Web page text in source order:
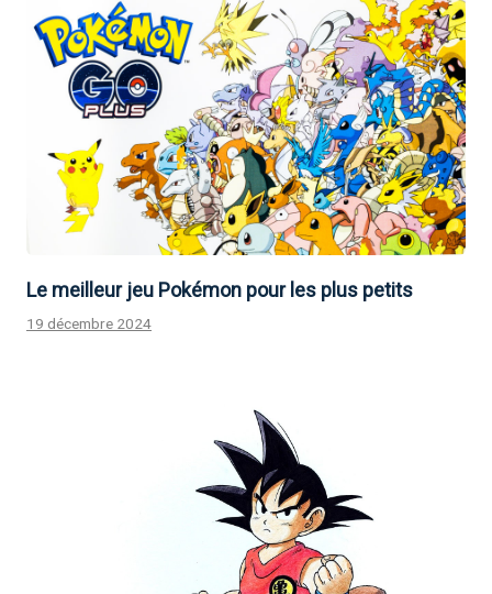
Le meilleur jeu Pokémon pour les plus petits
19 décembre 2024